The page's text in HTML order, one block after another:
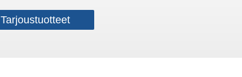
Tarjoustuotteet